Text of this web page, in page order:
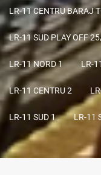
LR-11 CENTRU BARAJ
LR-11 SUD PLAY OFF
LR-11 NORD 1 LR-
LR-11 CENTRU 2
LR-11 SUD 1 LR-11